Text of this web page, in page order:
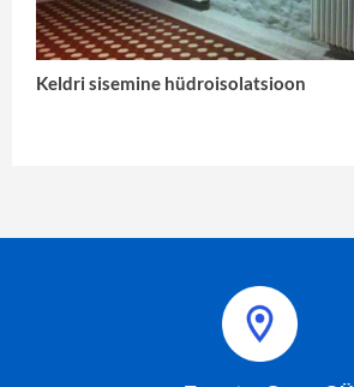
Keldri sisemine hüdroisolatsioon